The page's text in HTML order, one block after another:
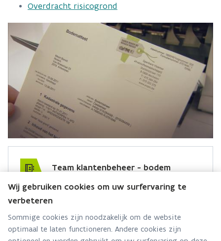
Overdracht risicogrond
Team klantenbeheer - bodem
Hebt u een vraag voor dit team? Stel ze hier:
Via contact formulier
Alle contactgegevens
Wij gebruiken cookies om uw surfervaring te
verbeteren
Sommige cookies zijn noodzakelijk om de website
optimaal te laten functioneren. Andere cookies zijn